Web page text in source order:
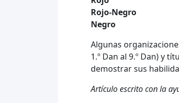
Rojo-Negro
Negro
Algunas
1.º Dan al 9.º Dan) y
demostrar sus
Artículo escrito con la